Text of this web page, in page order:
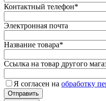
Контактный телефон*
Электронная почта
Название товара*
Ссылка на товар другого
Я согласен на обработку